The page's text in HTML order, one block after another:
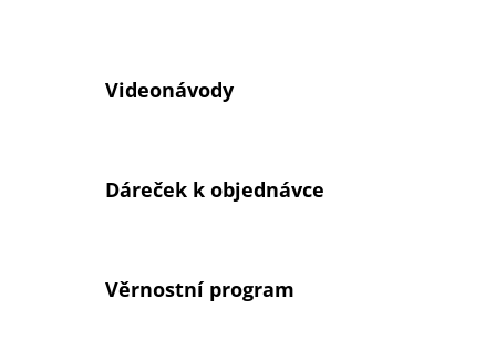
Videonávody
Dáreček k objednávce
Věrnostní program